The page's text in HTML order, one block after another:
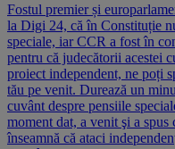
Fostul premier și
la Digi 24, că în Constituție
speciale, iar CCR a fost în
pentru că judecătorii acestei
proiect independent, ne poți
tău pe venit. Durează un
cuvânt despre pensiile
moment dat, a venit şi a spus
înseamnă că ataci